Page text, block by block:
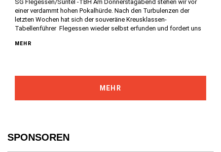
SG Flegessen/Süntel -TBH Am Donnerstagabend stehen wir vor
einer verdammt hohen Pokalhürde. Nach den Turbulenzen der
letzten Wochen hat sich der souveräne Kreusklassen-
Tabellenführer Flegessen wieder selbst erfunden und fordert uns
MEHR
MEHR
SPONSOREN